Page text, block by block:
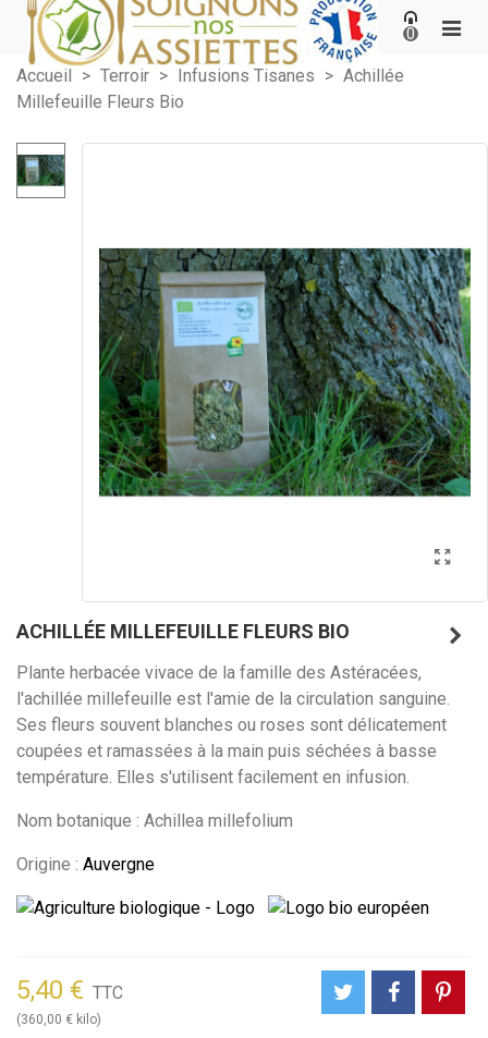
0
Accueil > Terroir > Infusions Tisanes > Achillée
Millefeuille Fleurs Bio
ACHILLÉE MILLEFEUILLE FLEURS BIO
Plante herbacée vivace de la famille des Astéracées,
l'achillée millefeuille est l'amie de la circulation sanguine.
Ses fleurs souvent blanches ou roses sont délicatement
coupées et ramassées à la main puis séchées à basse
température. Elles s'utilisent facilement en infusion.
Nom botanique : Achillea millefolium
Origine : Auvergne
5,40 € TTC
(360,00 € kilo)